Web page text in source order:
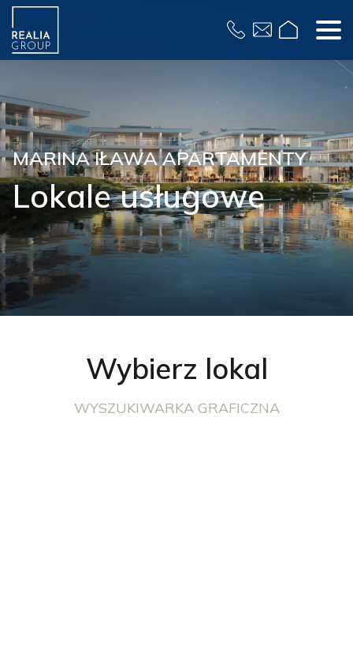
MARINA IŁAWA APARTAMENTY
Lokale usługowe
Wybierz lokal
WYSZUKIWARKA GRAFICZNA